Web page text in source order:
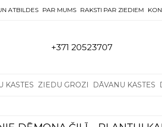
ATBILDES PAR MUMS RAKSTI PAR ZIEDIEM
+371 20523707
KASTES ZIEDU GROZI DĀVANU KASTES